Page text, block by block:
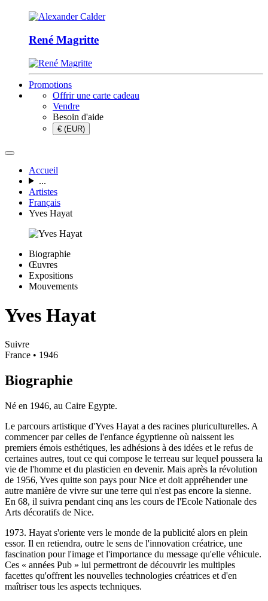
René Magritte
Promotions
Offrir une carte cadeau
Vendre
Besoin d'aide
€ (EUR)
Accueil
...
Artistes
Français
Yves Hayat
Biographie
Œuvres
Expositions
Mouvements
Yves Hayat
Suivre
France • 1946
Biographie
Né en 1946, au Caire Egypte.
Le parcours artistique d'Yves Hayat a des racines pluriculturelles. A
commencer par celles de l'enfance égyptienne où naissent les
premiers émois esthétiques, les adhésions à des idées et le refus de
certaines autres, tout ce qui compose le terreau sur lequel poussera la
vie de l'homme et du plasticien en devenir. Mais après la révolution
de 1956, Yves quitte son pays pour Nice et doit appréhender une
autre manière de vivre sur une terre qui n'est pas encore la sienne.
En 68, il suivra pendant cinq ans les cours de l'Ecole Nationale des
Arts décoratifs de Nice.
1973. Hayat s'oriente vers le monde de la publicité alors en plein
essor. Il en retiendra, outre le sens de l'innovation créatrice, une
fascination pour l'image et l'importance du message qu'elle véhicule.
Ces « années Pub » lui permettront de découvrir les multiples
facettes qu'offrent les nouvelles technologies créatrices et d'en
maîtriser tous les aspects techniques.